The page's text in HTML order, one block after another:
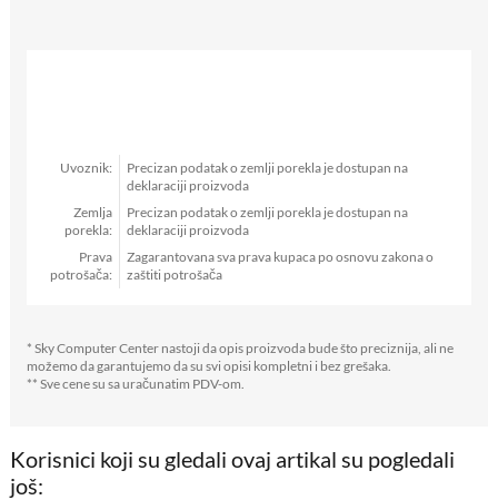
Uvoznik:
Precizan podatak o zemlji porekla je dostupan na
deklaraciji proizvoda
Zemlja
porekla:
Precizan podatak o zemlji porekla je dostupan na
deklaraciji proizvoda
Prava
potrošača:
Zagarantovana sva prava kupaca po osnovu zakona o
zaštiti potrošača
* Sky Computer Center nastoji da opis proizvoda bude što preciznija, ali ne
možemo da garantujemo da su svi opisi kompletni i bez grešaka.
** Sve cene su sa uračunatim PDV-om.
Korisnici koji su gledali ovaj artikal su pogledali
još: